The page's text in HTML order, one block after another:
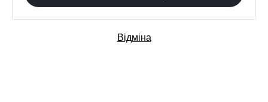
Відміна